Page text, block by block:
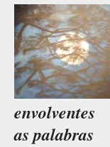
envolventes
as palabras